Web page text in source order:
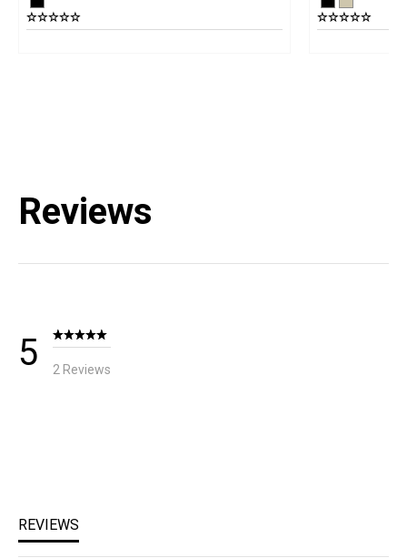
블랙다이아몬드 코리아 / TEL : 1644-4807
Reviews